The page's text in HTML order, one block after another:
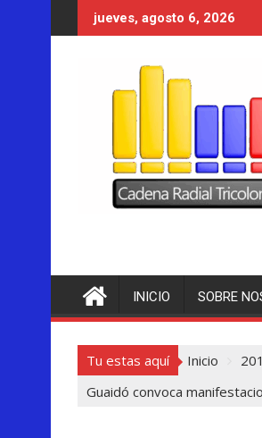
al
jueves, agosto 6, 2026
INICIO SOBRE
Tu estas aquí Inicio
Guaidó convoca